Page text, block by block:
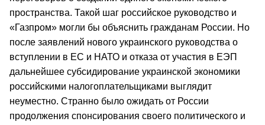
пространства. Такой шаг российское руководство и
«Газпром» могли бы объяснить гражданам России. Но
после заявлений нового украинского руководства о
вступлении в ЕС и НАТО и отказа от участия в ЕЭП
дальнейшее субсидирование украинской экономики
российскими налогоплательщиками выглядит
неуместно. Странно было ожидать от России
продолжения спонсирования своего политического и